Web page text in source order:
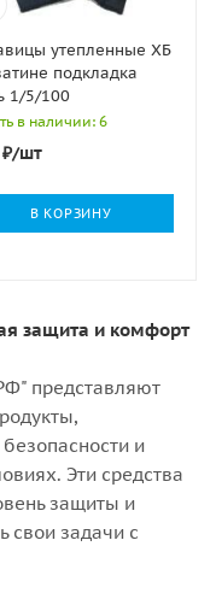
утепленные ХБ
подкладка
1/5/100
в наличии: 6
/шт
В КОРЗИНУ
защита и комфорт
представляют
и
Эти средства
защиты и
свои задачи с